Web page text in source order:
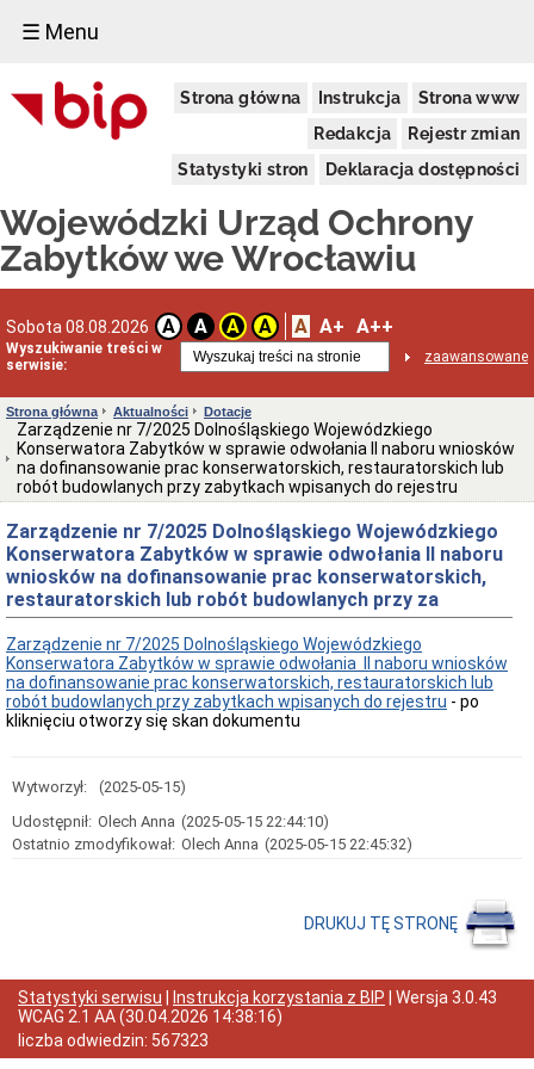
☰ Menu
Strona główna Instrukcja
Strona www
Redakcja
Rejestr zmian
Statystyki stron
Deklaracja dostępności
Wojewódzki Urząd Ochrony
Zabytków we Wrocławiu
Sobota 08.08.2026 A A A A A A+ A++
Wyszukiwanie treści w
serwisie:
zaawansowane
Dostępność
Deklaracja
dostępności
realizowanym
projekcie
dofinansowanym
Europejskich
Delegatury
adresowe
Podstawy
prawne
działalności
Osoby
kompetencje
Przedmiot
działania
i
kompetencje
Sprawozdawczość
finansowa
Statystyki
Wojewódzka
Zabytków
klienta
Jak
skarbowe
Szukam
legalnie
Obwieszczenia,
Strona główna Aktualności Dotacje
Zarządzenie nr 7/2025 Dolnośląskiego Wojewódzkiego
Konserwatora Zabytków w sprawie odwołania II naboru wniosków
na dofinansowanie prac konserwatorskich, restauratorskich lub
robót budowlanych przy zabytkach wpisanych do rejestru
Zarządzenie nr 7/2025 Dolnośląskiego Wojewódzkiego
Konserwatora Zabytków w sprawie odwołania II naboru
wniosków na dofinansowanie prac konserwatorskich,
restauratorskich lub robót budowlanych przy za
Zarządzenie nr 7/2025 Dolnośląskiego Wojewódzkiego
Konserwatora Zabytków w sprawie odwołania II naboru wniosków
na dofinansowanie prac konserwatorskich, restauratorskich lub
robót budowlanych przy zabytkach wpisanych do rejestru - po
kliknięciu otworzy się skan dokumentu
Wytworzył:
(2025-05-15)
Udostępnił: Olech Anna (2025-05-15 22:44:10)
Ostatnio zmodyfikował: Olech Anna (2025-05-15 22:45:32)
DRUKUJ TĘ STRONĘ
Statystyki serwisu Instrukcja korzystania z BIP | Wersja 3.0.43
WCAG 2.1 AA(30.04.2026 14:38:16)
liczba odwiedzin: 567323